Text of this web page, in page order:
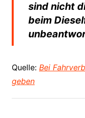
sind nicht
beim
Quelle: Bei
geben